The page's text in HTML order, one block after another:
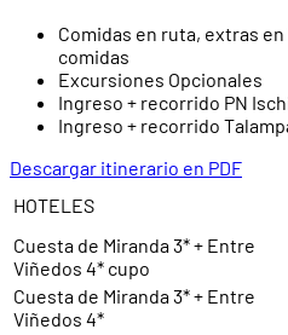
Comidas en ruta, extras
comidas
Excursiones Opcionales
Ingreso + recorrido PN
Ingreso + recorrido
Descargar itinerario en PDF
HOTELES
Cuesta de Miranda 3* + Entre
Viñedos 4* cupo
Cuesta de Miranda 3* + Entre
Viñedos 4*